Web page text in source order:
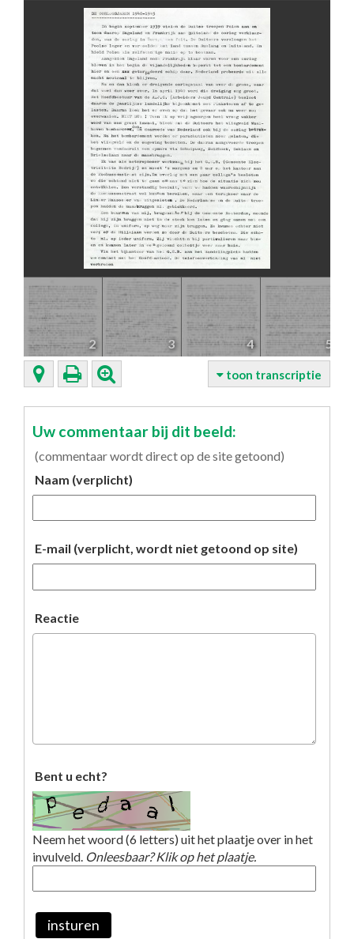
2 3 4 5
toon transcriptie
Uw commentaar bij dit beeld:
(commentaar wordt direct op de site getoond)
Naam (verplicht)
E-mail (verplicht, wordt niet getoond op site)
Reactie
Bent u echt?
Neem het woord (6 letters) uit het plaatje over in het
invulveld. Onleesbaar? Klik op het plaatje.
insturen